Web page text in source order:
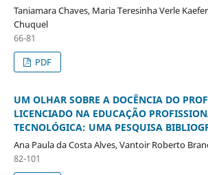
Taniamara Chaves, Maria Teresinha Verle
Chuquel
66-81
PDF
UM OLHAR SOBRE A DOCÊNCIA DO
LICENCIADO NA EDUCAÇÃO
TECNOLÓGICA: UMA PESQUISA
Ana Paula da Costa Alves, Vantoir Roberto
82-101